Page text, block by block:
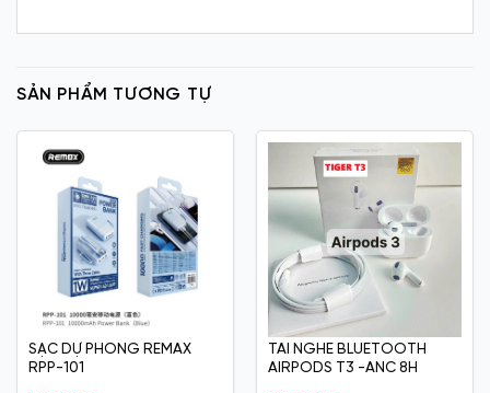
SẢN PHẨM TƯƠNG TỰ
SẠC DỰ PHONG REMAX
RPP-101
TAI NGHE BLUETOOTH
AIRPODS T3 -ANC 8H